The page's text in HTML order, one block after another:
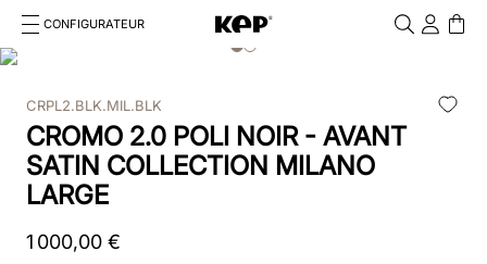
CONFIGURATEUR
Cosa stai cercando?
1.bombe
2.casque
3.casque visiere polo
CRPL2.BLK.MIL.BLK
CROMO 2.0 POLI NOIR - AVANT
SATIN COLLECTION MILANO
LARGE
1 000,00 €